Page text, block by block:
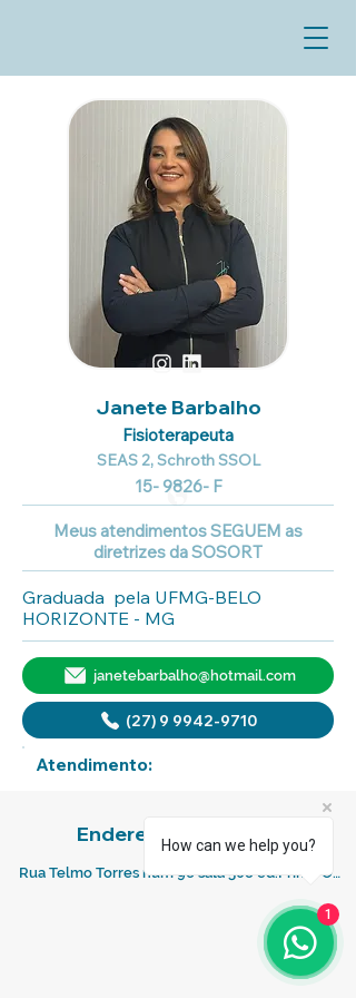
Janete Barbalho
Fisioterapeuta
SEAS 2, Schroth SSOL
15- 9826- F
Meus atendimentos SEGUEM as
diretrizes da SOSORT
Graduada  pela UFMG-BELO
HORIZONTE - MG
janetebarbalho@hotmail.com
(27) 9 9942-9710
Atendimento:
Endereço Comercial:
Rua Telmo Torres num 96 sala 508 ed.Prime
How can we help you?
1